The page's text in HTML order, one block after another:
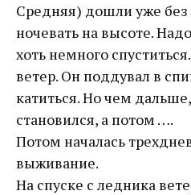
Средняя) дошли уже без
ночевать на высоте.
хоть немного
ветер. Он поддувал в
катиться. Но чем
становился, а потом ….
Потом началась
выживание.
На спуске с ледника